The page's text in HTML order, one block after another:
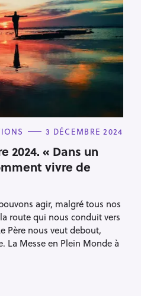
3 DÉCEMBRE 2024
2024. « Dans un
vivre de
agir, malgré tous nos
route qui nous conduit vers
Père nous veut debout,
La Messe en Plein Monde à